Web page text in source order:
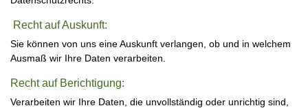
Recht auf Auskunft:
Sie können von uns eine Auskunft verlangen, ob und in welchem
Ausmaß wir Ihre Daten verarbeiten.
Recht auf Berichtigung:
Verarbeiten wir Ihre Daten, die unvollständig oder unrichtig sind,